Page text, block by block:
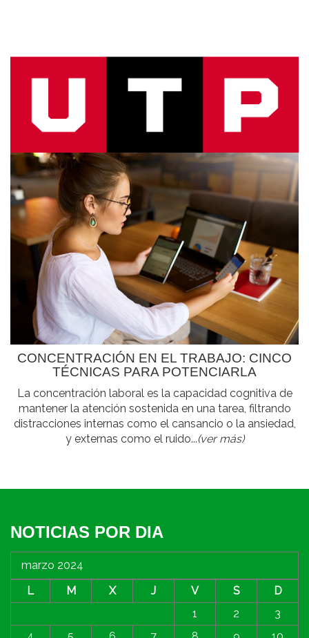
CONCENTRACIÓN EN EL TRABAJO: CINCO
TÉCNICAS PARA POTENCIARLA
La concentración laboral es la capacidad cognitiva de
mantener la atención sostenida en una tarea, filtrando
distracciones internas como el cansancio o la ansiedad,
y externas como el ruido...(ver más)
NOTICIAS POR DIA
marzo 2024
L
M X J V S
D
1
2
3